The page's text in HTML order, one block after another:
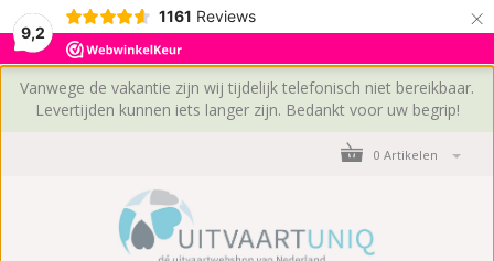
9,2
1161 Reviews ×
Vanwege de vakantie zijn wij tijdelijk telefonisch niet bereikbaar.
Levertijden kunnen iets langer zijn. Bedankt voor uw begrip!
0 Artikelen